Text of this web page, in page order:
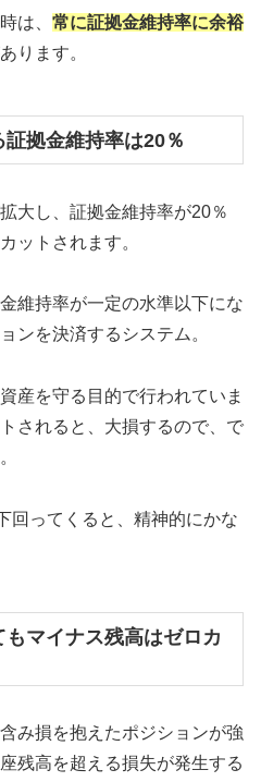
は、 常に証拠金維持率に余裕
ります。
拠金維持率は20％
大し、証拠金維持率が20％
ットされます。
維持率が一定の水準以下にな
ンを決済するシステム。
産を守る目的で行われていま
されると、大損するので、で
回ってくると、精神的にかな
マイナス残高はゼロカ
み損を抱えたポジションが強
残高を超える損失が発生する